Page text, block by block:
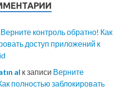
Верните контроль обратно! Как
доступ приложений к
al к записи Верните
полностью заблокировать